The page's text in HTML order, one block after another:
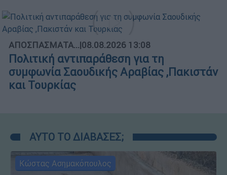
ΑΠΟΣΠΑΣΜΑΤΑ...|08.08.2026 13:08
Πολιτική αντιπαράθεση για τη
συμφωνία Σαουδικής Αραβίας ,Πακιστάν
και Τουρκίας
ΑΥΤΟ ΤΟ ΔΙΑΒΑΣΕΣ;
Κώστας Ασημακόπουλος